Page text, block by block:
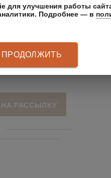
КАЖДУЮ
для улучшения работы
Подробнее — в
ПРОДОЛЖИТЬ